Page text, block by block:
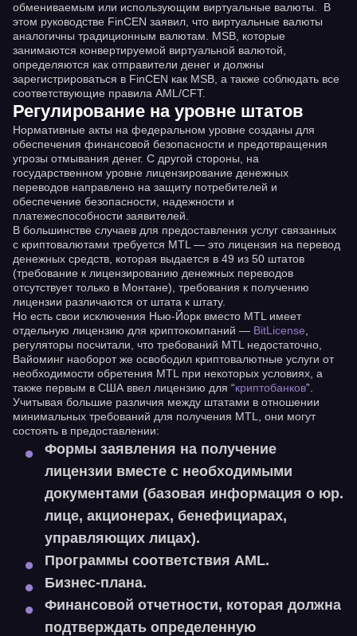
обмениваемым или использующим виртуальные валюты. В
этом руководстве FinCEN заявил, что виртуальные валюты
аналогичны традиционным валютам. MSB, которые
занимаются конвертируемой виртуальной валютой,
определяются как отправители денег и должны
зарегистрироваться в FinCEN как MSB, а также соблюдать все
соответствующие правила AML/CFT.
Регулирование на уровне штатов
Нормативные акты на федеральном уровне созданы для
обеспечения финансовой безопасности и предотвращения
угрозы отмывания денег. С другой стороны, на
государственном уровне лицензирование денежных
переводов направлено на защиту потребителей и
обеспечение безопасности, надежности и
платежеспособности заявителей.
В большинстве случаев для предоставления услуг связанных
с криптовалютами требуется MTL — это лицензия на перевод
денежных средств, которая выдается в 49 из 50 штатов
(требование к лицензированию денежных переводов
отсутствует только в Монтане), требования к получению
лицензии различаются от штата к штату.
Но есть свои исключения Нью-Йорк вместо MTL имеет
отдельную лицензию для криптокомпаний — BitLicense
регуляторы посчитали, что требований MTL недостаточно,
Вайоминг наоборот же освободил криптовалютные услуги от
необходимости обретения MTL при некоторых условиях, а
также первым в США ввел лицензию для “криптобанков”.
Учитывая большие различия между штатами в отношении
минимальных требований для получения MTL, они могут
состоять в предоставлении:
Формы заявления на получение
лицензии вместе с необходимыми
документами (базовая информация о юр.
лице, акционерах, бенефициарах,
управляющих лицах).
Программы соответствия AML.
Бизнес-плана.
Финансовой отчетности, которая должна
подтверждать определенную